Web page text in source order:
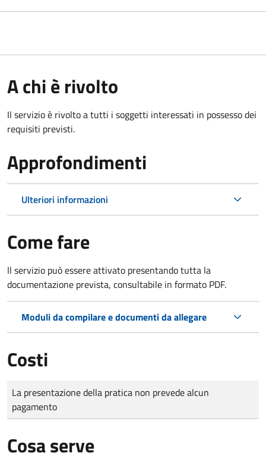
A chi è rivolto
Il servizio è rivolto a tutti i soggetti interessati in possesso dei
requisiti previsti.
Approfondimenti
Ulteriori informazioni
Come fare
Il servizio può essere attivato presentando tutta la
documentazione prevista, consultabile in formato PDF.
Moduli da compilare e documenti da allegare
Costi
Tipo di pagamento
Importo
La presentazione della pratica non prevede alcun
pagamento
Cosa serve